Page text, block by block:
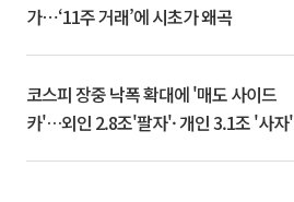
가⋯‘11주 거래’에 시초가 왜곡
코스피 장중 낙폭 확대에 '매도 사이드
카'…외인 2.8조'팔자'· 개인 3.1조 '사자'